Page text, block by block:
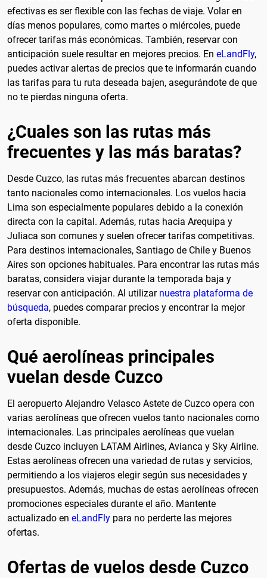
efectivas es ser flexible con las fechas de viaje. Volar en
días menos populares, como martes o miércoles, puede
ofrecer tarifas más económicas. También, reservar con
anticipación suele resultar en mejores precios. En eLandFly,
puedes activar alertas de precios que te informarán cuando
las tarifas para tu ruta deseada bajen, asegurándote de que
no te pierdas ninguna oferta.
¿Cuales son las rutas más
frecuentes y las más baratas?
Desde Cuzco, las rutas más frecuentes abarcan destinos
tanto nacionales como internacionales. Los vuelos hacia
Lima son especialmente populares debido a la conexión
directa con la capital. Además, rutas hacia Arequipa y
Juliaca son comunes y suelen ofrecer tarifas competitivas.
Para destinos internacionales, Santiago de Chile y Buenos
Aires son opciones habituales. Para encontrar las rutas más
baratas, considera viajar durante la temporada baja y
reservar con anticipación. Al utilizar nuestra plataforma de
búsqueda, puedes comparar precios y encontrar la mejor
oferta disponible.
Qué aerolíneas principales
vuelan desde Cuzco
El aeropuerto Alejandro Velasco Astete de Cuzco opera con
varias aerolíneas que ofrecen vuelos tanto nacionales como
internacionales. Las principales aerolíneas que vuelan
desde Cuzco incluyen LATAM Airlines, Avianca y Sky Airline.
Estas aerolíneas ofrecen una variedad de rutas y servicios,
permitiendo a los viajeros elegir según sus necesidades y
presupuestos. Además, muchas de estas aerolíneas ofrecen
promociones especiales durante el año. Mantente
actualizado en eLandFly para no perderte las mejores
ofertas.
Ofertas de vuelos desde Cuzco